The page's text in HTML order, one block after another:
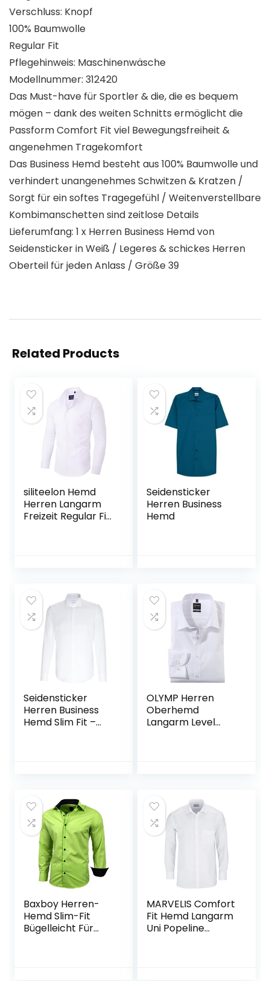
Verschluss: Knopf
100% Baumwolle
Regular Fit
Pflegehinweis: Maschinenwäsche
Modellnummer: 312420
Das Must-have für Sportler & die, die es bequem
mögen – dank des weiten Schnitts ermöglicht die
Passform Comfort Fit viel Bewegungsfreiheit &
angenehmen Tragekomfort
Das Business Hemd besteht aus 100% Baumwolle und
verhindert unangenehmes Schwitzen & Kratzen /
Sorgt für ein softes Tragegefühl / Weitenverstellbare
Kombimanschetten sind zeitlose Details
Lieferumfang: 1 x Herren Business Hemd von
Seidensticker in Weiß / Legeres & schickes Herren
Oberteil für jeden Anlass / Größe 39
Related Products
siliteelon Hemd
Herren Langarm
Freizeit Regular Fit
Seidensticker
Herren Business
Hemd
Seidensticker
Herren Business
Hemd Slim Fit –
OLYMP Herren
Oberhemd
Langarm Level
Baxboy Herren-
Hemd Slim-Fit
Bügelleicht Für
MARVELIS Comfort
Fit Hemd Langarm
Uni Popeline